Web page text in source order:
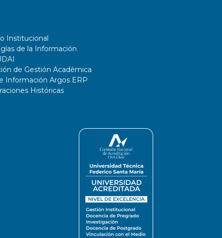
Institucional
de la Información
de Gestión Académica
Información Argos ERP
Históricas